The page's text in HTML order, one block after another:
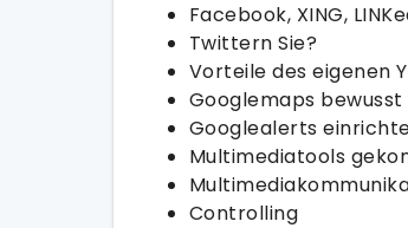
Facebook, XING,
Twittern Sie?
Vorteile des eigenen
Googlemaps
Googlealerts
Multimediatools
Controlling